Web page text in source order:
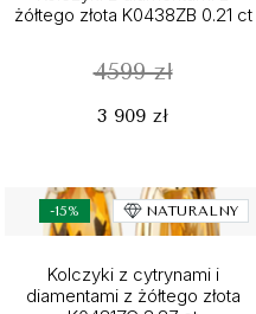
żółtego złota K0438ZB 0.21 ct
4599 zł
3 909 zł
-15% NATURALNY
Kolczyki z cytrynami i
diamentami z żółtego złota